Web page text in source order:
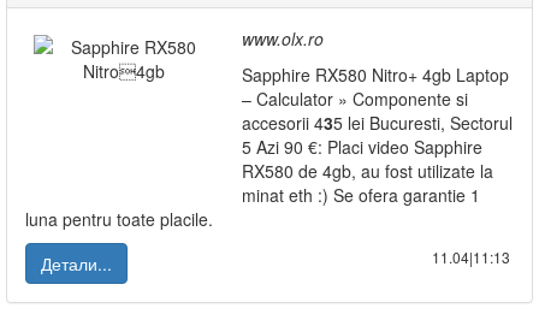
www.olx.ro
Sapphire RX580 Nitro+ 4gb Laptop
– Calculator » Componente si
accesorii 435 lei Bucuresti, Sectorul
5 Azi 90 €: Placi video Sapphire
RX580 de 4gb, au fost utilizate la
minat eth :) Se ofera garantie 1
luna pentru toate placile.
Детали...
11.04|11:13